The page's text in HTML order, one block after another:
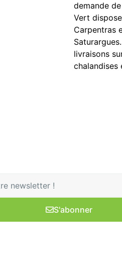
demande
Vert
Carpentras
livraisons
chalandises
S'abonner